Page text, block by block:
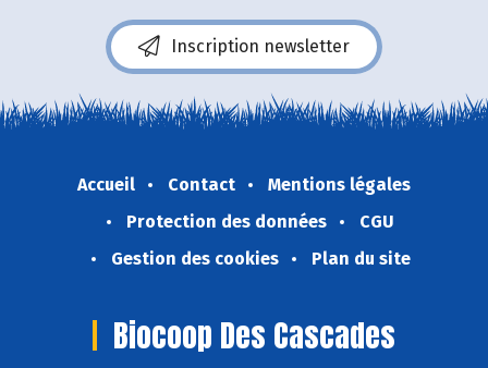
Inscription newsletter
Accueil Contact
Mentions légales
Protection des données
CGU
Gestion des cookies
Plan du site
Biocoop Des Cascades